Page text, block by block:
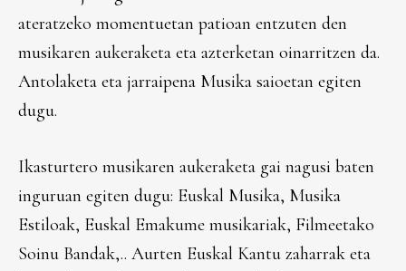
ateratzeko momentuetan patioan entzuten den
musikaren aukeraketa eta azterketan oinarritzen da.
Antolaketa eta jarraipena Musika saioetan egiten
dugu.
Ikasturtero musikaren aukeraketa gai nagusi baten
inguruan egiten dugu: Euskal Musika, Musika
Estiloak, Euskal Emakume musikariak, Filmeetako
Soinu Bandak,.. Aurten Euskal Kantu zaharrak eta